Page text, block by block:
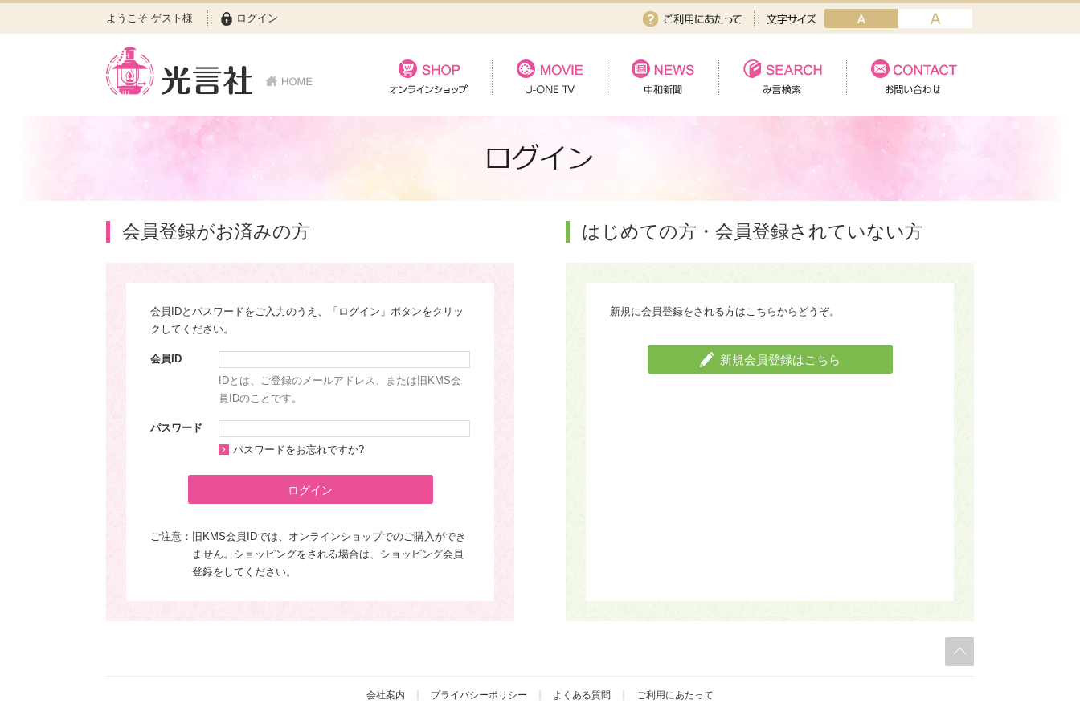
ようこそ ゲスト様 ログイン
会員登録がお済みの方
会員IDとパスワードをご入力のうえ、「ログイン」ボタンをクリッ
クしてください。
会員ID
IDとは、ご登録のメールアドレス、または旧KMS会
員IDのことです。
パスワード
パスワードをお忘れですか?
ログイン
ご注意：
旧KMS会員IDでは、オンラインショップでのご購入ができ
ません。ショッピングをされる場合は、ショッピング会員
登録をしてください。
はじめての方・会員登録されていない方
新規に会員登録をされる方はこちらからどうぞ。
新規会員登録はこちら
会社案内 プライバシーポリシー よくある質問 ご利用にあたって